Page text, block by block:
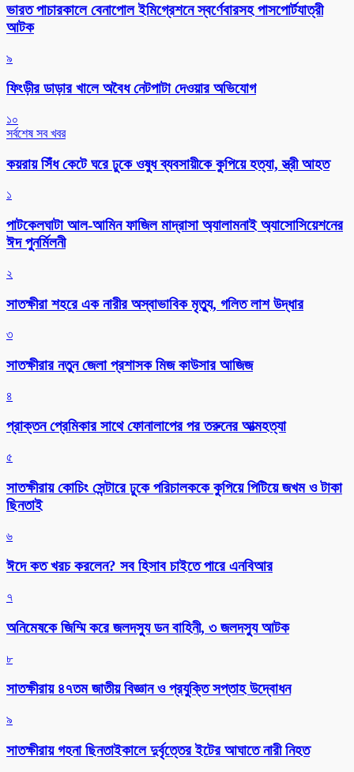
ভারত পাচারকালে বেনাপোল ইমিগ্রেশনে স্বর্ণেবারসহ পাসপোর্টযাত্রী
আটক
৯
ফিংড়ীর ডাড়ার খালে অবৈধ নেটপাটা দেওয়ার অভিযোগ
১০
সর্বশেষ সব খবর
কয়রায় সিঁধ কেটে ঘরে ঢুকে ওষুধ ব্যবসায়ীকে কুপিয়ে হত্যা, স্ত্রী আহত
১
পাটকেলঘাটা আল-আমিন ফাজিল মাদ্রাসা অ্যালামনাই অ্যাসোসিয়েশনের
ঈদ পুনর্মিলনী
২
সাতক্ষীরা শহরে এক নারীর অস্বাভাবিক মৃত্যু, গলিত লাশ উদ্ধার
৩
সাতক্ষীরার নতুন জেলা প্রশাসক মিজ কাউসার আজিজ
৪
প্রাক্তন প্রেমিকার সাথে ফোনালাপের পর তরুনের আত্মহত্যা
৫
সাতক্ষীরায় কোচিং সেন্টারে ঢুকে পরিচালককে কুপিয়ে পিটিয়ে জখম ও টাকা
ছিনতাই
৬
ঈদে কত খরচ করলেন? সব হিসাব চাইতে পারে এনবিআর
৭
অনিমেষকে জিম্মি করে জলদস্যু ডন বাহিনী, ৩ জলদস্যু আটক
৮
সাতক্ষীরায় ৪৭তম জাতীয় বিজ্ঞান ও প্রযুক্তি সপ্তাহ উদ্বোধন
৯
সাতক্ষীরায় গহনা ছিনতাইকালে দুর্বৃত্তের ইটের আঘাতে নারী নিহত